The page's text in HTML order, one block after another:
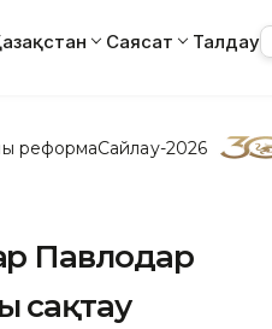
Саясат Талдау
реформаСайлау-2026
Павлодар
сақтау